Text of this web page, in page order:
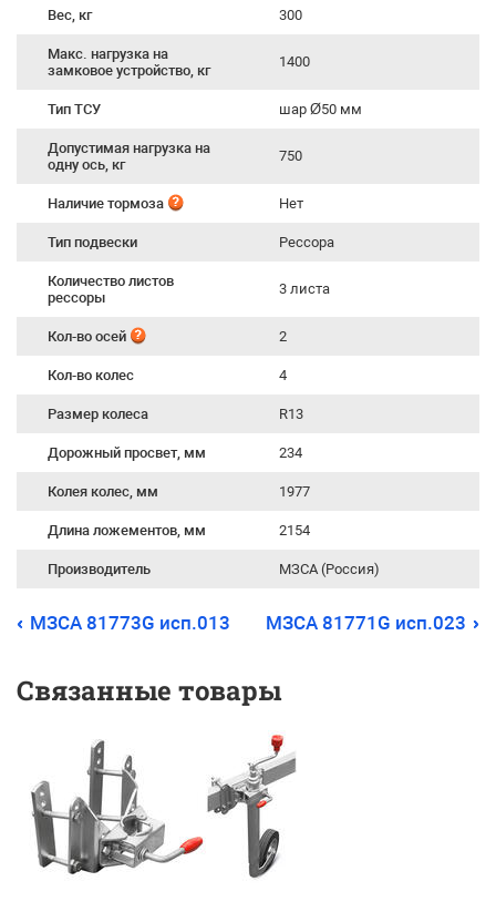
Вес, кг 300
Макс. нагрузка на
замковое устройство, кг
1400
Тип ТСУ шар Ø50 мм
Допустимая нагрузка на
одну ось, кг
750
Наличие тормоза Нет
Тип подвески Рессора
Количество листов
рессоры
3 листа
Кол-во осей 2
Кол-во колес 4
Размер колеса R13
Дорожный просвет, мм 234
Колея колес, мм 1977
Длина ложементов, мм 2154
Производитель МЗСА (Россия)
МЗСА 81773G исп.013 МЗСА 81771G исп.023
Связанные товары